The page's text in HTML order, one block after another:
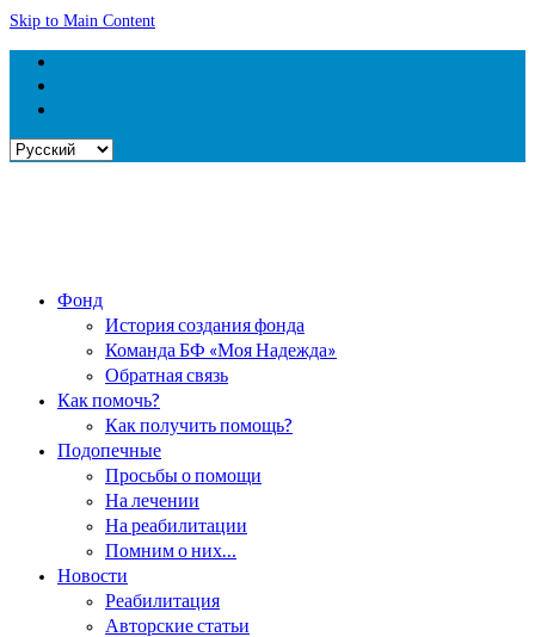
Skip to Main Content
Выбрать
Фонд
История создания фонда
Команда БФ «Моя Надежда»
Обратная связь
Как помочь?
Как получить помощь?
Подопечные
Просьбы о помощи
На лечении
На реабилитации
Помним о них…
Новости
Реабилитация
Авторские статьи